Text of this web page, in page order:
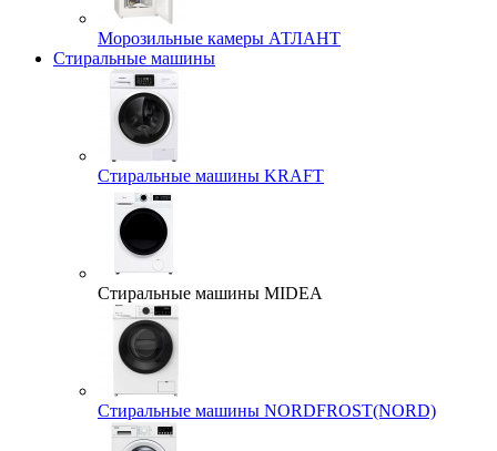
Морозильные камеры АТЛАНТ
Стиральные машины
Стиральные машины KRAFT
Стиральные машины MIDEA
Стиральные машины NORDFROST(NORD)